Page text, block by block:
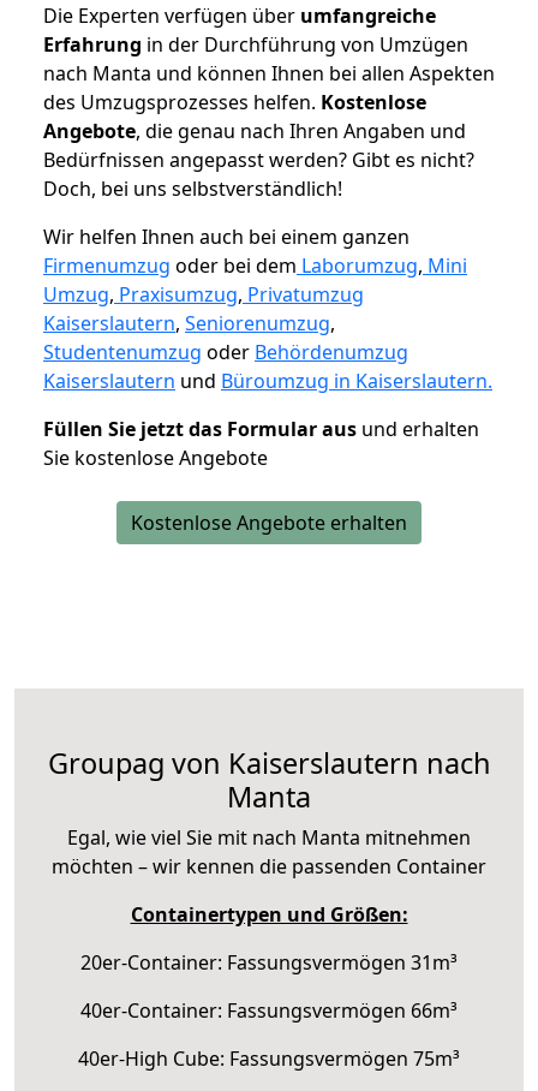
Die Experten verfügen über umfangreiche
Erfahrung in der Durchführung von Umzügen
nach Manta und können Ihnen bei allen Aspekten
des Umzugsprozesses helfen. Kostenlose
Angebote, die genau nach Ihren Angaben und
Bedürfnissen angepasst werden? Gibt es nicht?
Doch, bei uns selbstverständlich!
Wir helfen Ihnen auch bei einem ganzen
Firmenumzug oder bei dem Laborumzug, Mini
Umzug, Praxisumzug, Privatumzug
Kaiserslautern, Seniorenumzug,
Studentenumzug oder Behördenumzug
Kaiserslautern und Büroumzug in Kaiserslautern.
Füllen Sie jetzt das Formular aus und erhalten
Sie kostenlose Angebote
Kostenlose Angebote erhalten
Groupag von Kaiserslautern nach
Manta
Egal, wie viel Sie mit nach Manta mitnehmen
möchten – wir kennen die passenden Container
Containertypen und Größen:
20er-Container: Fassungsvermögen 31m³
40er-Container: Fassungsvermögen 66m³
40er-High Cube: Fassungsvermögen 75m³